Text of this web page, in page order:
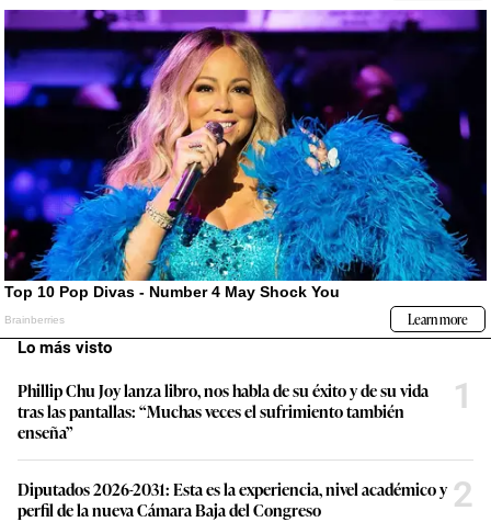
Lo más visto
Phillip Chu Joy lanza libro, nos habla de su éxito y de su vida
tras las pantallas: “Muchas veces el sufrimiento también
enseña”
1
Diputados 2026-2031: Esta es la experiencia, nivel académico y
perfil de la nueva Cámara Baja del Congreso
2